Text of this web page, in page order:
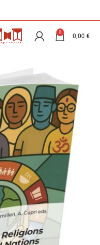
0
0,00 €